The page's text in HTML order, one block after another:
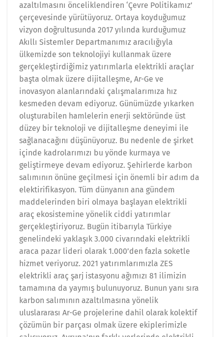
azaltılmasını önceliklendiren ‘Çevre Politikamız’
çerçevesinde yürütüyoruz. Ortaya koyduğumuz
vizyon doğrultusunda 2017 yılında kurduğumuz
Akıllı Sistemler Departmanımız aracılığıyla
ülkemizde son teknolojiyi kullanmak üzere
gerçekleştirdiğimiz yatırımlarla elektrikli araçlar
başta olmak üzere dijitalleşme, Ar-Ge ve
inovasyon alanlarındaki çalışmalarımıza hız
kesmeden devam ediyoruz. Günümüzde yıkarken
oluşturabilen hamlelerin enerji sektöründe üst
düzey bir teknoloji ve dijitalleşme deneyimi ile
sağlanacağını düşünüyoruz. Bu nedenle de şirket
içinde kadrolarımızı bu yönde kurmaya ve
geliştirmeye devam ediyoruz. Şehirlerde karbon
salımının önüne geçilmesi için önemli bir adım da
elektirifikasyon. Tüm dünyanın ana gündem
maddelerinden biri olmaya başlayan elektrikli
araç ekosistemine yönelik ciddi yatırımlar
gerçekleştiriyoruz. Bugün itibarıyla Türkiye
genelindeki yaklaşık 3.000 civarındaki elektrikli
araca pazar lideri olarak 1.000’den fazla soketle
hizmet veriyoruz. 2021 yatırımlarımızla ZES
elektrikli araç şarj istasyonu ağımızı 81 ilimizin
tamamına da yaymış bulunuyoruz. Bunun yanı sıra
karbon salımının azaltılmasına yönelik
uluslararası Ar-Ge projelerine dahil olarak kolektif
çözümün bir parçası olmak üzere ekiplerimizle